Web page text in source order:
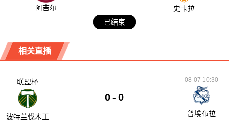
阿吉尔
史卡拉
已结束
相关直播
联盟杯
波特兰伐木工
0 - 0
08-07 10:30
普埃布拉